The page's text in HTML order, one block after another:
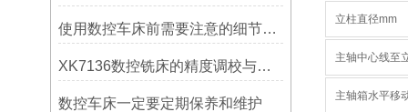
使用数控车床前需要注意的细节有哪些呢？
XK7136数控铣床的精度调校与性能优化
数控车床一定要定期保养和维护
立柱直径mm
主轴中心线至
主轴箱水平移